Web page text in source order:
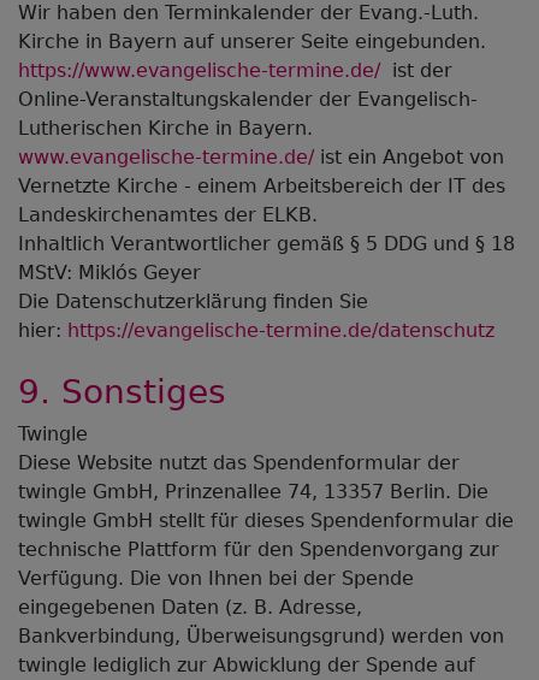
Wir haben den Terminkalender der Evang.-Luth.
Kirche in Bayern auf unserer Seite eingebunden.
https://www.evangelische-termine.de/ist der
Online-Veranstaltungskalender der Evangelisch-
Lutherischen Kirche in Bayern.
www.evangelische-termine.de/ist ein Angebot von
Vernetzte Kirche - einem Arbeitsbereich der IT des
Landeskirchenamtes der ELKB.
Inhaltlich Verantwortlicher gemäß § 5 DDG und § 18
MStV: Miklós Geyer
Die Datenschutzerklärung finden Sie
hier: https://evangelische-termine.de/datenschutz
9. Sonstiges
Twingle
Diese Website nutzt das Spendenformular der
twingle GmbH, Prinzenallee 74, 13357 Berlin. Die
twingle GmbH stellt für dieses Spendenformular die
technische Plattform für den Spendenvorgang zur
Verfügung. Die von Ihnen bei der Spende
eingegebenen Daten (z. B. Adresse,
Bankverbindung, Überweisungsgrund) werden von
twingle lediglich zur Abwicklung der Spende auf